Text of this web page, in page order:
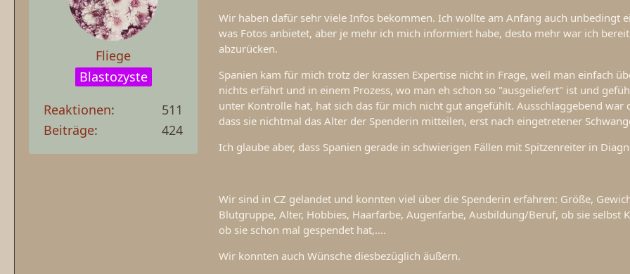
Fliege
Blastozyste
Reaktionen
511
Beiträge
424
Wir haben dafür sehr viele Infos bekommen. Ich wollte am Anfang auch unbedingt
was Fotos anbietet, aber je mehr ich mich informiert habe, desto mehr war ich
abzurücken.
Spanien kam für mich trotz der krassen Expertise nicht in Frage, weil man einfach
nichts erfährt und in einem Prozess, wo man eh schon so "ausgeliefert" ist und
unter Kontrolle hat, hat sich das für mich nicht gut angefühlt. Ausschlaggebend war
dass sie nichtmal das Alter der Spenderin mitteilen, erst nach eingetretener
Ich glaube aber, dass Spanien gerade in schwierigen Fällen mit Spitzenreiter in
Wir sind in CZ gelandet und konnten viel über die Spenderin erfahren: Größe,
Blutgruppe, Alter, Hobbies, Haarfarbe, Augenfarbe, Ausbildung/Beruf, ob sie selbst
ob sie schon mal gespendet hat,....
Wir konnten auch Wünsche diesbezüglich äußern.